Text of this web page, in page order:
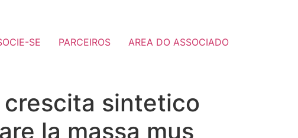
SE PARCEIROS AREA DO ASSOCIADO
crescita sintetico
la massa mus